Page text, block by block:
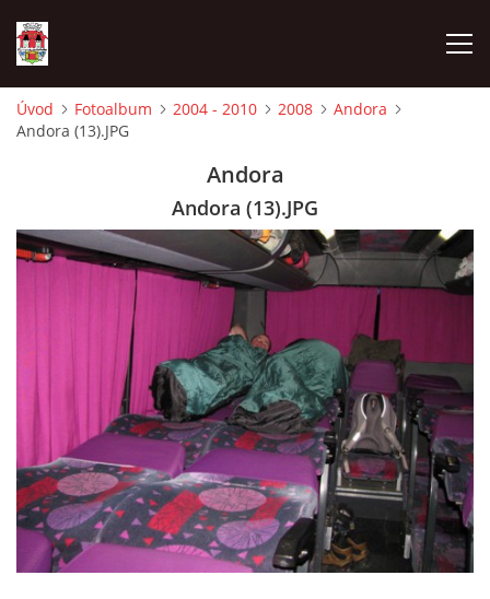
ÚVOD
HASIČI
OBČASNÍK
KONTAKT
Úvod Fotoalbum 2004 - 2010 2008
Andora
Andora (13).JPG
Andora
Andora (13).JPG